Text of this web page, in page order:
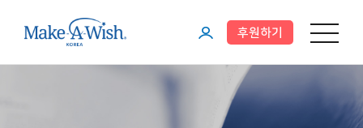
메뉴 열기
이
후원하기